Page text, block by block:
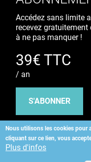
Nous utilisons les cookies pour
cliquant sur ce lien, vous
Plus d'infos
Accédez sans limite
recevez
à ne pas manquer !
39€ TTC
/ an
S'ABONNER
Copyright